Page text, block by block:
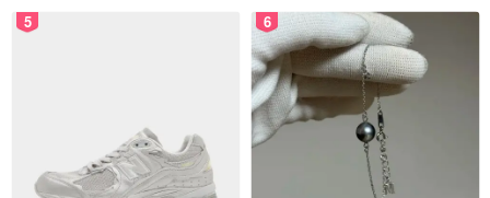
5 6